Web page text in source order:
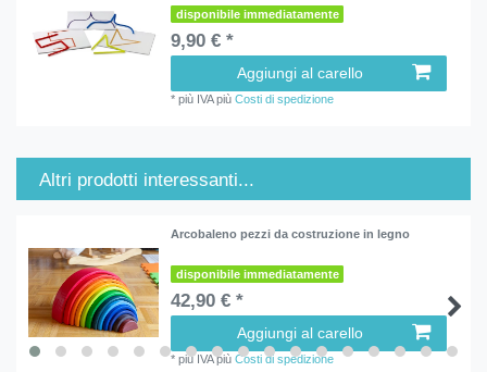
disponibile immediatamente
9,90 € *
Aggiungi al carello
*più IVApiùCosti di spedizione
Altri prodotti interessanti...
Arcobaleno pezzi da costruzione in legno
disponibile immediatamente
42,90 € *
Aggiungi al carello
*più IVApiùCosti di spedizione